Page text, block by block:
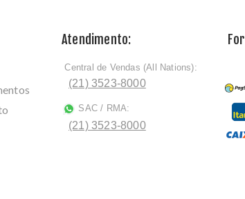
Atendimento:
ﾠCentral de Vendas (All Nations):
(21) 3523-8000
SAC / RMA:
(21) 3523-8000